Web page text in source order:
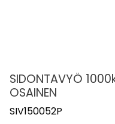
SIDONTAVYÖ
OSAINEN
SIV150052P